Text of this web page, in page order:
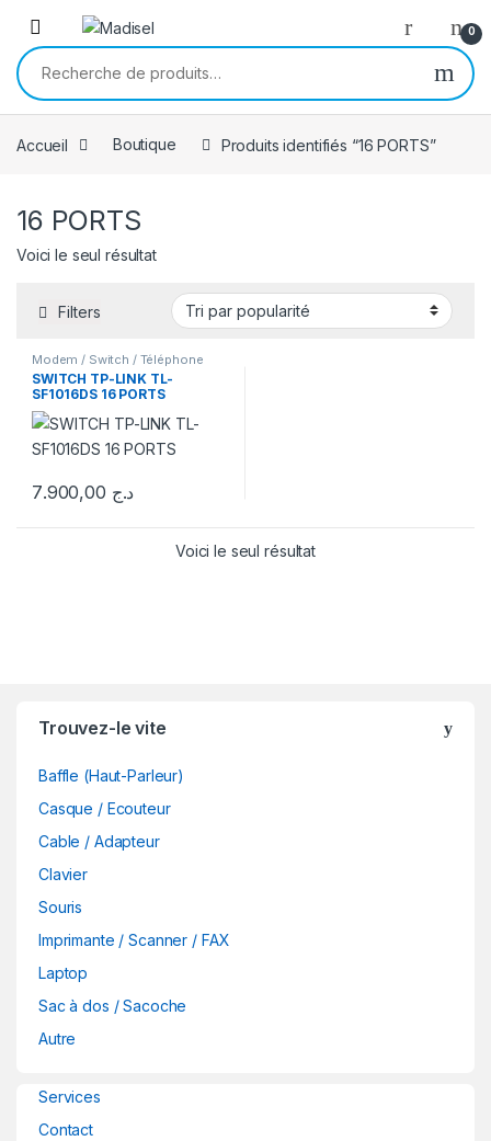
Skip to navigation
Skip to content
0
Recherche pour :
Accueil Boutique Produits identifiés “16 PORTS”
16 PORTS
Voici le seul résultat
Filters
Modem / Switch / Téléphone
SWITCH TP-LINK TL-
SF1016DS 16 PORTS
د.ج
Voici le seul résultat
Trouvez-le vite
Baffle (Haut-Parleur)
Casque / Ecouteur
Cable / Adapteur
Clavier
Souris
Imprimante / Scanner / FAX
Laptop
Sac à dos / Sacoche
Autre
Services
Contact